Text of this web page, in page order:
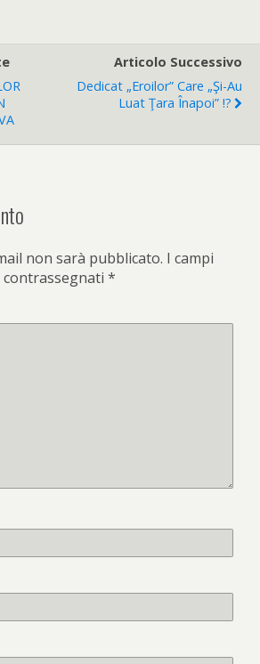
Articolo Successivo
Dedicat „eroilor” Care „şi-Au
Luat Ţara Înapoi” !?
non sarà pubblicato. I campi
*